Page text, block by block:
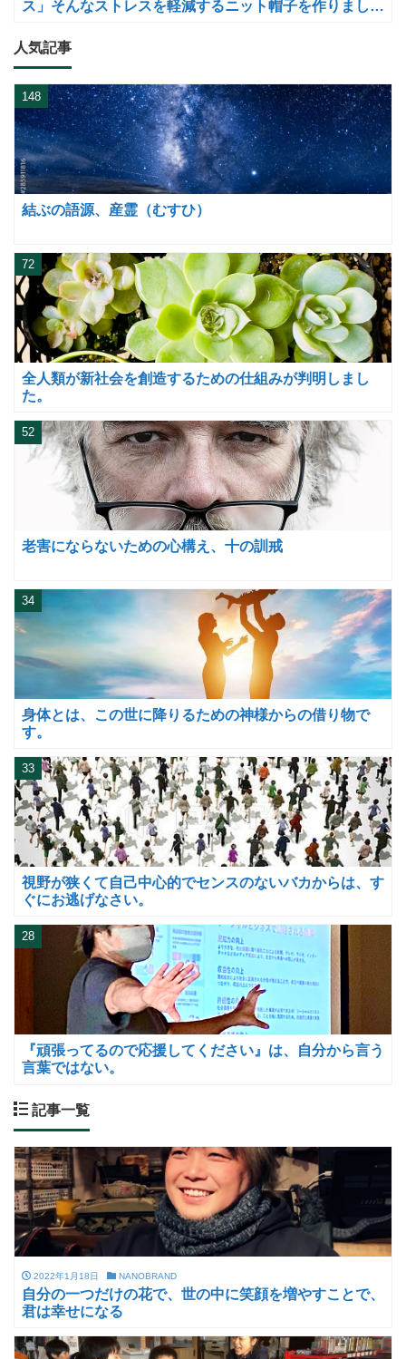
ス」そんなストレスを軽減するニット帽子を作りまし
人気記事
結ぶの語源、産霊（むすひ）
148
全人類が新社会を創造するための仕組みが判明しまし
た。
72
老害にならないための心構え、十の訓戒
52
身体とは、この世に降りるための神様からの借り物で
す。
34
視野が狭くて自己中心的でセンスのないバカからは、す
ぐにお逃げなさい。
33
『頑張ってるので応援してください』は、自分から言う
言葉ではない。
28
記事一覧
2022年1月18日 NANOBRAND
自分の一つだけの花で、世の中に笑顔を増やすことで、
君は幸せになる